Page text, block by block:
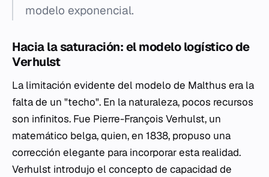
modelo exponencial.
Hacia la saturación: el modelo logístico de
Verhulst
La limitación evidente del modelo de Malthus era la
falta de un "techo". En la naturaleza, pocos recursos
son infinitos. Fue Pierre-François Verhulst, un
matemático belga, quien, en 1838, propuso una
corrección elegante para incorporar esta realidad.
Verhulst introdujo el concepto de capacidad de